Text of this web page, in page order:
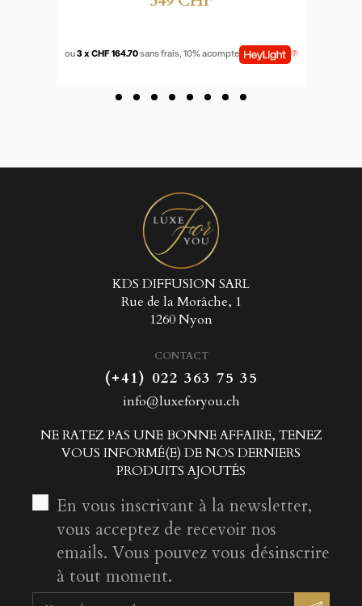
ou3 x CHF 164.70sans frais, 10% acompte
KDS DIFFUSION SARL
Rue de la Morâche, 1
1260 Nyon
CONTACT
(+41) 022 363 75 35
info@luxeforyou.ch
NE RATEZ PAS UNE BONNE AFFAIRE, TENEZ
VOUS INFORMÉ(E) DE NOS DERNIERS
PRODUITS AJOUTÉS
En vous inscrivant à la newsletter,
vous acceptez de recevoir nos
emails. Vous pouvez vous désinscrire
à tout moment.
((CANCELTEXT)) ((CREATETEXT))